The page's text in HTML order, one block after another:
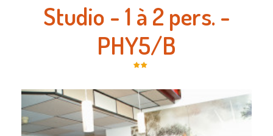
Studio - 1 à 2 pers. -
PHY5/B